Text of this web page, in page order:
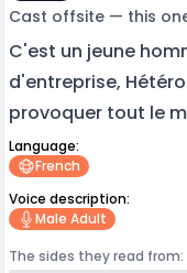
Cast offsite — this
C'est un jeune
d'entreprise,
provoquer tout le
Language:
French
Voice description:
Male Adult
The sides they read from: